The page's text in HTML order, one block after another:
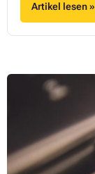
Artikel lesen »